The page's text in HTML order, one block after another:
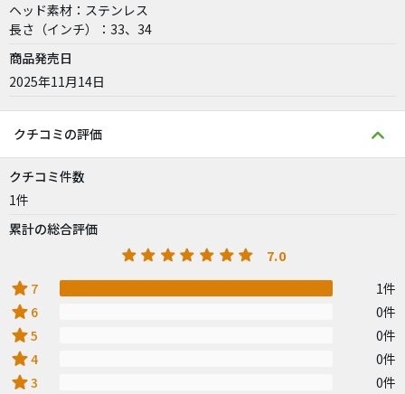
ヘッド素材：ステンレス
長さ（インチ）：33、34
商品発売日
2025年11月14日
クチコミの評価
クチコミ件数
1件
累計の総合評価
7.0
star 7 1件
star 6 0件
star5 0件
star4 0件
star3 0件